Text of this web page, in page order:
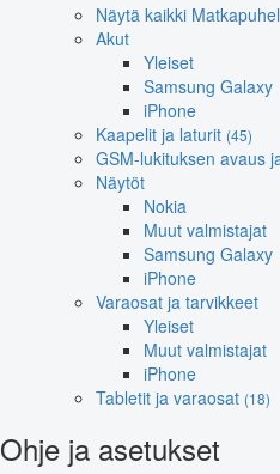
Näytä kaikki
Akut
Yleiset
Samsung Galaxy
iPhone
Kaapelit ja laturit (45)
GSM-lukituksen avaus
Näytöt
Nokia
Muut valmistajat
Samsung Galaxy
iPhone
Varaosat ja tarvikkeet
Yleiset
Muut valmistajat
iPhone
Tabletit ja varaosat (18)
Ohje ja asetukset